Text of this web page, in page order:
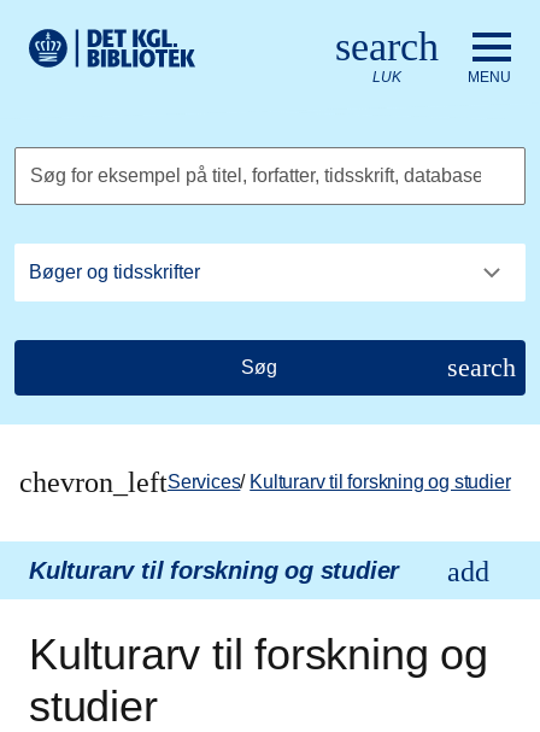
Det Kongelige Biblioteks logo. Gå til Det Kongelige
search
LUK MENU
Søg for eksempel på titel, forfatter, tidsskrift, database
Søg search
chevron_leftServices/ Kulturarv til forskning og studier
Kulturarv til forskning og studier
Kulturarv til forskning og
studier